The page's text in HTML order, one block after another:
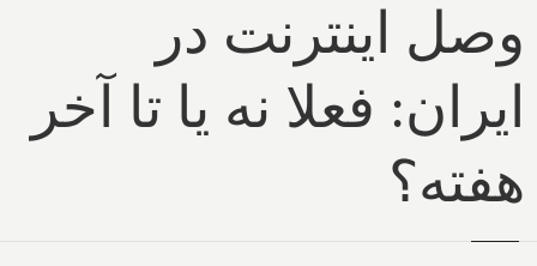
وصل اینترنت در
ایران: فعلا نه یا تا آخر
هفته؟